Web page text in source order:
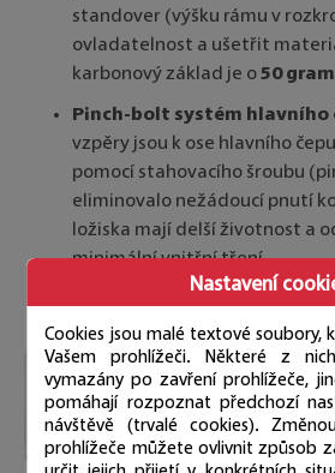
Nastavení
Cookies jsou malé textové soubory,
Vašem prohlížeči. Některé z
vymazány po zavření prohlížeče,
pomáhají rozpoznat předchozí
návštěvě (trvalé cookies).
prohlížeče můžete ovlivnit způsob
standover (výšku rámu v
ovladatelnost a ušetřit
karbonový základ je o50
Pinch-bolt systém hlavního
vzpěry jsou k ose hlavního
pomocí stahovacího šroubu
eliminovalo nežádoucí pnutí
ložiska mají delší životnost a
minimální vnitřní tření.